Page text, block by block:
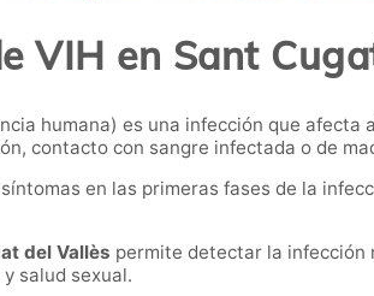
VIH en Sant
humana) es una infección que
contacto con sangre infectada o de
en las primeras fases de la
del Vallès permite detectar la infección
salud sexual.